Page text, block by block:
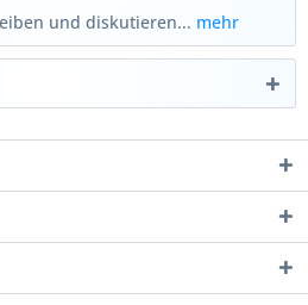
und diskutieren... mehr